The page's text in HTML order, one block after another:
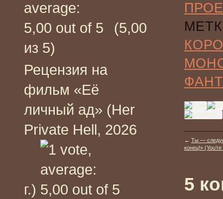
(5,00
из 5)
Рецензия на
фильм «Её
личный ад» (Her
Private Hell, 2026
г.)
← Ты —
конец!»
5